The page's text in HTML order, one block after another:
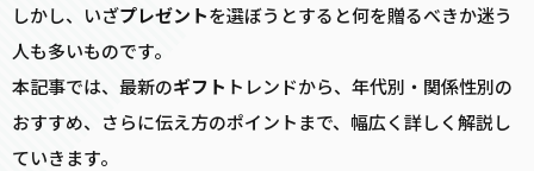
しかし、いざプレゼントを選ぼうとすると何を贈るべきか迷う
人も多いものです。
本記事では、最新のギフト トレンドから、年代別・関係性別の
おすすめ、さらに伝え方のポイントまで、幅広く詳しく解説し
ていきます。